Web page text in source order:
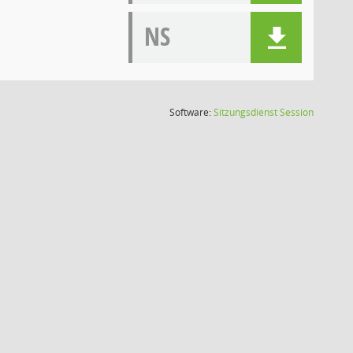
NS
Software:SitzungsdienstSession(Wird in